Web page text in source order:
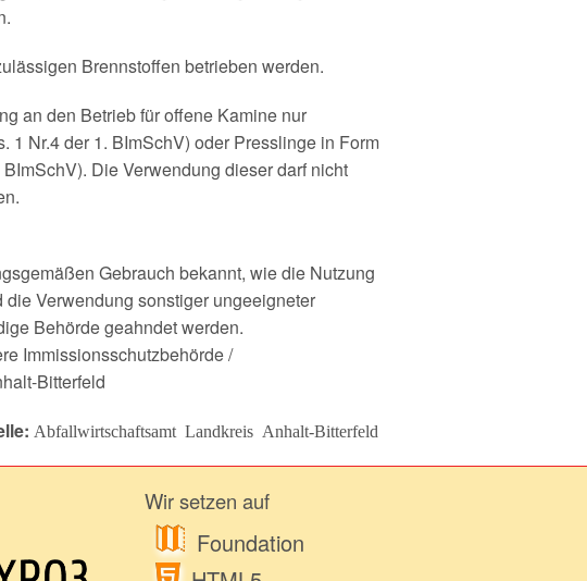
Brennstoffen betrieben werden.
an den Betrieb für offene Kamine nur
1 Nr.4 der 1. BImSchV) oder Presslinge in Form
Die Verwendung dieser darf nicht
Gebrauch bekannt, wie die Nutzung
Verwendung sonstiger ungeeigneter
Behörde geahndet werden.
Immissionsschutzbehörde /
Bitterfeld
Abfallwirtschaftsamt Landkreis Anhalt-Bitterfeld
Wir setzen auf
Foundation